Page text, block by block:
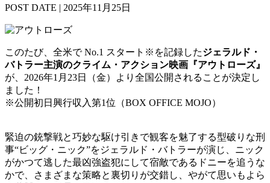
POST DATE | 2025年11月25日
このたび、全米で No.1 スタート※を記録したジェラルド・
バトラー主演のクライム・アクション映画『アウトローズ』
が、2026年1月23日（金）より全国公開されることが決定し
ました！
※公開初日興行収入第1位（BOX OFFICE MOJO）
緊迫の銃撃戦と巧妙な駆け引きで観客を魅了する型破りな刑
事“ビッグ・ニック”をジェラルド・バトラーが演じ、ニック
がかつて逃した最凶強盗犯にして宿敵であるドニーを追うな
かで、さまざまな策略と裏切りが交錯し、やがて思いもよら